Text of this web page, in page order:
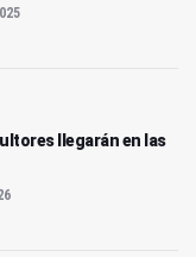
llegarán en las